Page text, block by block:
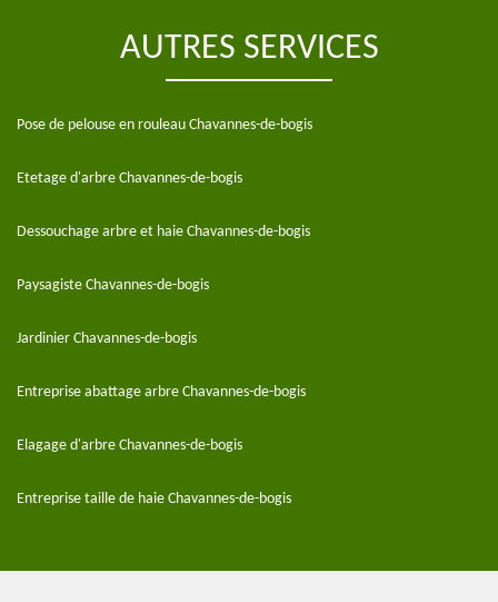
AUTRES SERVICES
Pose de pelouse en rouleau Chavannes-de-bogis
Etetage d'arbre Chavannes-de-bogis
Dessouchage arbre et haie Chavannes-de-bogis
Paysagiste Chavannes-de-bogis
Jardinier Chavannes-de-bogis
Entreprise abattage arbre Chavannes-de-bogis
Elagage d'arbre Chavannes-de-bogis
Entreprise taille de haie Chavannes-de-bogis